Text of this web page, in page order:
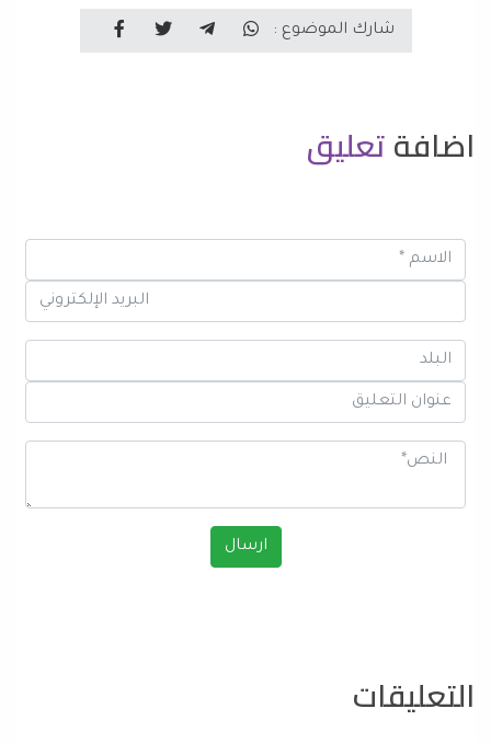
شارك الموضوع :
اضافةتعليق
التعليقات